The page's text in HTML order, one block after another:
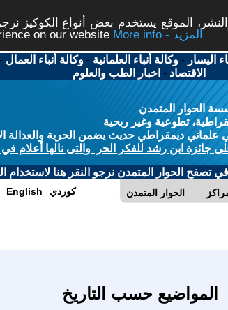
الموقع يستخدم بعض أنواع الكوكيز
on our website
More info - المزيد
اليسار -وكالة أنباء العلمانية -وكالة أنباء العمال
الاقتصاد - اخبار الطب والعلوم
الحوار المتمدن
تطوعية وغير ربحية
ديمقراطي حديث يضمن الحرية والعدالة
جائزة ابن رشد للفكر الحر والتى نالها أعلام في
تصفح الحوار المتمدن نرجو النقر هنا لاستخدام
الحوار المتمدن English كوردي
المواضيع حسب التاريخ